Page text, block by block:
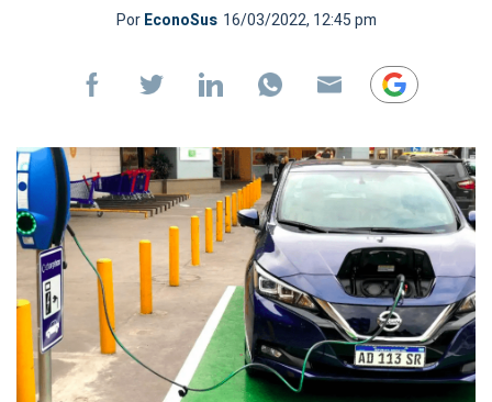
PorEconoSus 16/03/2022, 12:45 pm